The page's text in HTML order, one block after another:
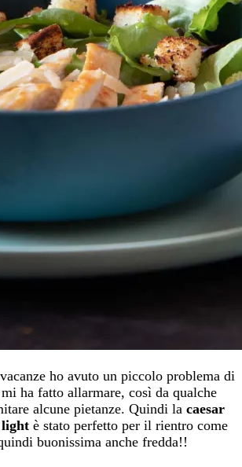
ho avuto un piccolo problema di
ha fatto allarmare, così da qualche
alcune pietanze. Quindi la caesar
light è stato perfetto per il rientro come
buonissima anche fredda!!